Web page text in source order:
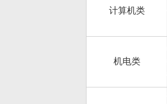
计算机类
机电类